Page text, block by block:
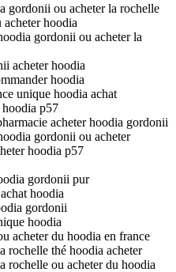
gordonii ou acheter la rochelle
hoodia
gordonii ou acheter la
acheter hoodia
hoodia
unique hoodia achat
hoodia p57
acheter hoodia gordonii
gordonii ou acheter
hoodia p57
gordonii pur
hoodia
gordonii
hoodia
acheter du hoodia en france
rochelle thé hoodia acheter
rochelle ou acheter du hoodia